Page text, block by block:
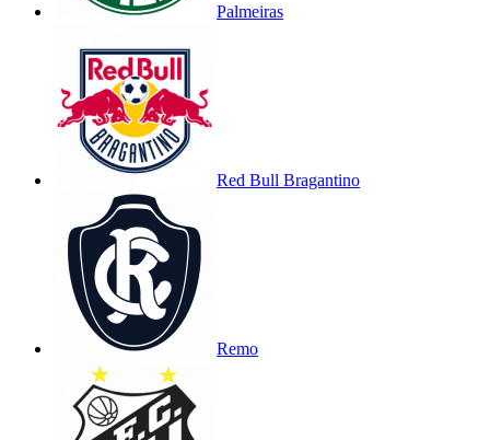
Palmeiras
Red Bull Bragantino
Remo